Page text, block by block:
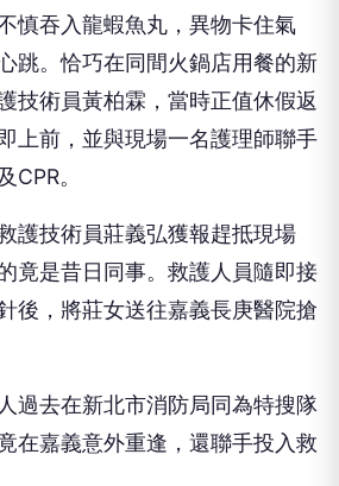
跳。恰巧在同間火鍋店用餐的新
技術員黃柏霖，當時正值休假返
上前，並與現場一名護理師聯手
CPR。
護技術員莊義弘獲報趕抵現場
竟是昔日同事。救護人員隨即接
後，將莊女送往嘉義長庚醫院搶
過去在新北市消防局同為特搜隊
在嘉義意外重逢，還聯手投入救